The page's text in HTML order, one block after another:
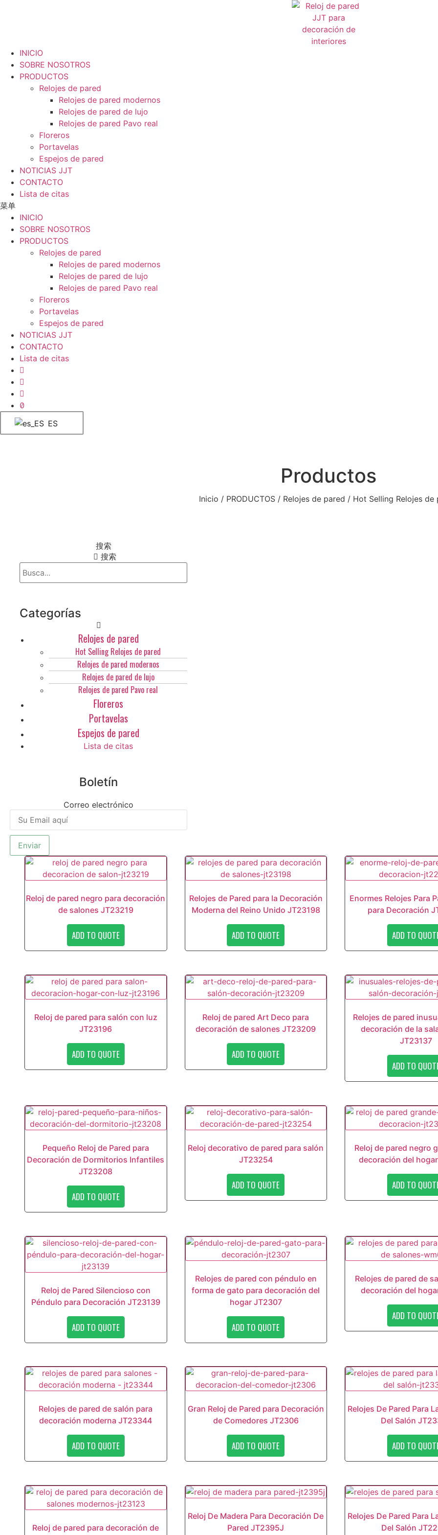
INICIO
SOBRE NOSOTROS
PRODUCTOS
Relojes de pared
Relojes de pared modernos
Relojes de pared de lujo
Relojes de pared Pavo real
Floreros
Portavelas
Espejos de pared
NOTICIAS JJT
CONTACTO
Lista de citas
菜单
INICIO
SOBRE NOSOTROS
PRODUCTOS
Relojes de pared
Relojes de pared modernos
Relojes de pared de lujo
Relojes de pared Pavo real
Floreros
Portavelas
Espejos de pared
NOTICIAS JJT
CONTACTO
Lista de citas
ES
Productos
Inicio / PRODUCTOS / Relojes de pared / Hot Selling Relojes de
搜索
搜索
Categorías
Menú
principal
Relojes de pared
Hot Selling Relojes de pared
Relojes de pared modernos
Relojes de pared de lujo
Relojes de pared Pavo real
Floreros
Portavelas
Espejos de pared
Lista de citas
Boletín
Correo electrónico
Enviar
Reloj de pared negro para decoración
de salones JT23219
ADD TO QUOTE
Relojes de Pared para la Decoración
Moderna del Reino Unido JT23198
ADD TO QUOTE
Enormes Relojes Para
para Decoración
ADD TO
Reloj de pared para salón con luz
JT23196
ADD TO QUOTE
Reloj de pared Art Deco para
decoración de salones JT23209
ADD TO QUOTE
Relojes de pared
decoración de la
JT23137
ADD TO
Pequeño Reloj de Pared para
Decoración de Dormitorios Infantiles
JT23208
ADD TO QUOTE
Reloj decorativo de pared para salón
JT23254
ADD TO QUOTE
Reloj de pared negro
decoración del
ADD TO
Reloj de Pared Silencioso con
Péndulo para Decoración JT23139
ADD TO QUOTE
Relojes de pared con péndulo en
forma de gato para decoración del
hogar JT2307
ADD TO QUOTE
Relojes de pared de
decoración del
ADD TO
Relojes de pared de salón para
decoración moderna JT23344
ADD TO QUOTE
Gran Reloj de Pared para Decoración
de Comedores JT2306
ADD TO QUOTE
Relojes De Pared Para
Del Salón
ADD TO
Reloj de pared para decoración de
Reloj De Madera Para Decoración De
Pared JT2395J
Relojes De Pared Para
Del Salón